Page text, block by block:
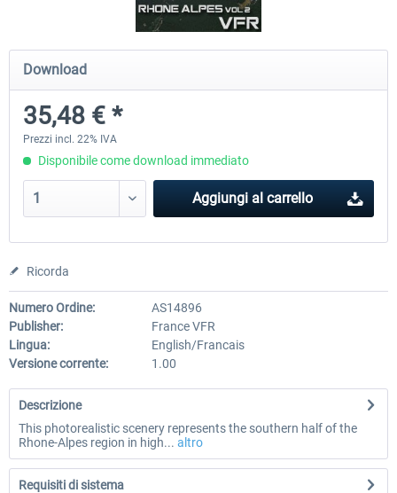
Mega Airport Frankfurt V2.0
30,71 € *
Mega Airport Berlin
Download
35,48 € *
Prezzi incl. 22% IVA
Disponibile come download immediato
Aggiungi al carrello
Ricorda
Numero Ordine:
AS14896
Publisher:
France VFR
Lingua:
English/Francais
Versione corrente:
1.00
Descrizione
This photorealistic scenery represents the southern half of the
Rhone-Alpes region in high... altro
Requisiti di sistema